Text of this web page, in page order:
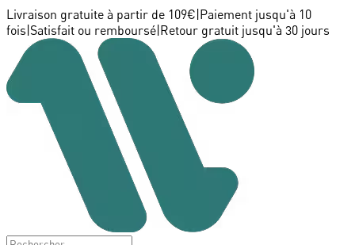
Livraison gratuite à partir de 109€ Paiement jusqu'à 10
fois Satisfait ou remboursé Retour gratuit jusqu'à 30 jours